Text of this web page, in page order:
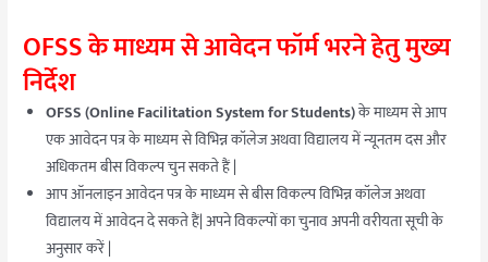
OFSS के माध्यम से आवेदन फॉर्म भरने हेतु मुख्य
निर्देश
OFSS (Online Facilitation System for Students)के माध्यम से आप
एक आवेदन पत्र के माध्यम से विभिन्न कॉलेज अथवा विद्यालय में न्यूनतम दस और
अधिकतम बीस विकल्प चुन सकते हैं |
आप ऑनलाइन आवेदन पत्र के माध्यम से बीस विकल्प विभिन्न कॉलेज अथवा
विद्यालय में आवेदन दे सकते हैं| अपने विकल्पों का चुनाव अपनी वरीयता सूची के
अनुसार करें |